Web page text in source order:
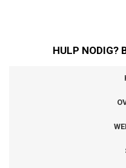
HULP NODIG?